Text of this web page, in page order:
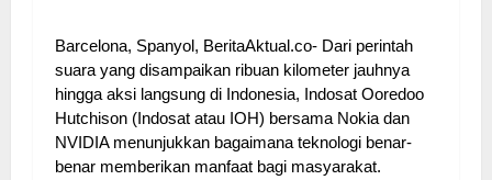
Barcelona, Spanyol, BeritaAktual.co- Dari perintah
suara yang disampaikan ribuan kilometer jauhnya
hingga aksi langsung di Indonesia, Indosat Ooredoo
Hutchison (Indosat atau IOH) bersama Nokia dan
NVIDIA menunjukkan bagaimana teknologi benar-
benar memberikan manfaat bagi masyarakat.